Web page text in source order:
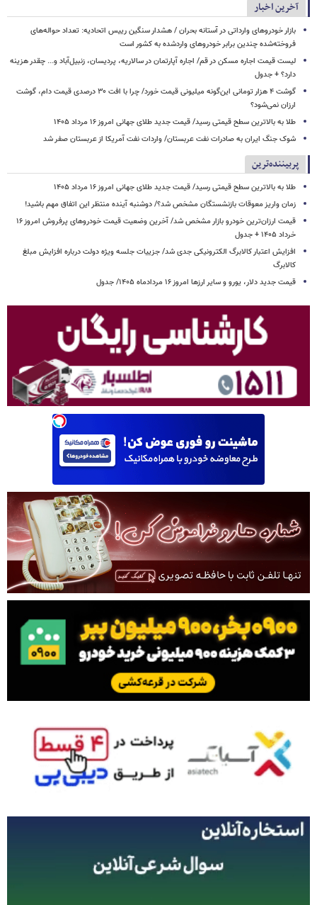
آخرین اخبار
بازار خودروهای وارداتی در آستانه بحران / هشدار سنگین رییس اتحادیه: تعداد حواله‌های
فروخته‌شده چندین برابر خودروهای واردشده به کشور است
لیست قیمت اجاره مسکن در قم/ اجاره آپارتمان در سالاریه، پردیسان، زنبیل‌آباد و... چقدر هزینه
دارد؟ + جدول
گوشت ۴ هزار تومانی این‌گونه میلیونی قیمت خورد/ چرا با افت ۳۰ درصدی قیمت دام، گوشت
ارزان نمی‌شود؟
طلا به بالاترین سطح قیمتی رسید/ قیمت جدید طلای جهانی امروز ۱۶ مرداد ۱۴۰۵
شوک جنگ ایران به صادرات نفت عربستان/ واردات نفت آمریکا از عربستان صفر شد
پربیننده‌ترین
طلا به بالاترین سطح قیمتی رسید/ قیمت جدید طلای جهانی امروز ۱۶ مرداد ۱۴۰۵
زمان واریز معوقات بازنشستگان مشخص شد؟/ دوشنبه آینده منتظر این اتفاق مهم باشید!
قیمت ارزان‌ترین خودرو بازار مشخص شد/ آخرین وضعیت قیمت خودروهای پرفروش امروز ۱۶
خرداد ۱۴۰۵ + جدول
افزایش اعتبار کالابرگ الکترونیکی جدی شد/ جزییات جلسه ویژه دولت درباره افزایش مبلغ
کالابرگ
قیمت جدید دلار، یورو و سایر ارزها امروز ۱۶ مردادماه ۱۴۰۵/ جدول